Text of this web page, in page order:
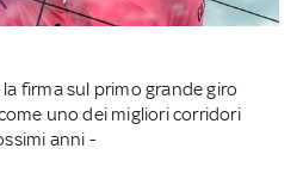
firma sul primo grande giro
uno dei migliori corridori
anni -